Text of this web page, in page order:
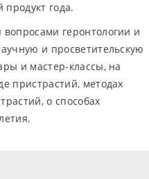
года.
геронтологии и
и просветительскую
и мастер-классы, на
пристрастий, методах
о способах